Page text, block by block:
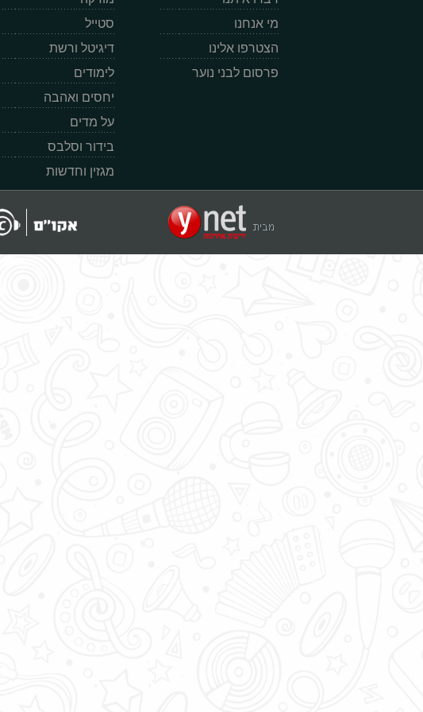
מי אנחנו
הצטרפו אלינו
פרסום לבני נוער
סטייל
דיגיטל ורשת
לימודים
יחסים ואהבה
על מדים
בידור וסלבס
מגזין וחדשות